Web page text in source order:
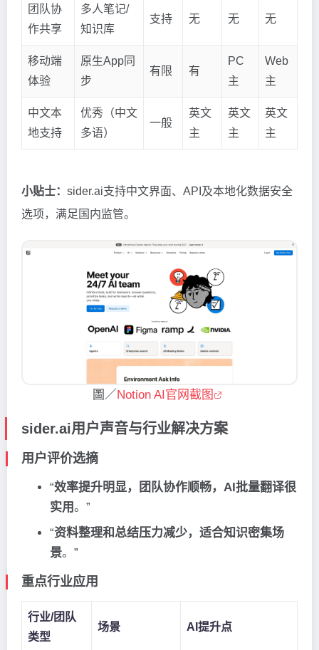
团队协
作共享
多人笔记/
知识库
支持 无 无 无
移动端
体验
原生App同
步
有限 有
PC
主
Web
主
中文本
地支持
优秀（中文
多语）
一般
英文
主
英文
主
英文
主
小贴士： sider.ai支持中文界面、API及本地化数据安全
选项，满足国内监管。
圖／Notion AI官网截图
sider.ai用户声音与行业解决方案
用户评价选摘
“效率提升明显，团队协作顺畅，AI批量翻译很
实用。”
“资料整理和总结压力减少，适合知识密集场
景。”
重点行业应用
行业/团队
类型
场景 AI提升点